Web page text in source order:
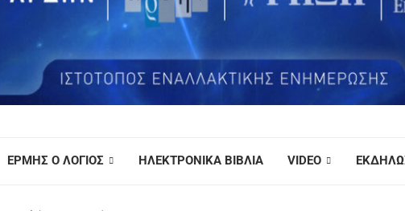
ΕΡΜΗΣ Ο ΛΟΓΙΟΣ ΗΛΕΚΤΡΟΝΙΚΑ ΒΙΒΛΙΑ VIDEO